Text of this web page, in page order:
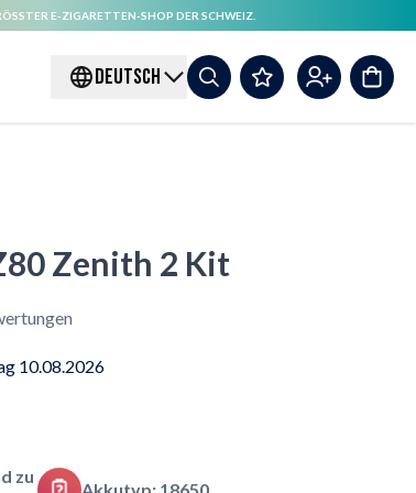
E-ZIGARETTEN-SHOP DER SCHWEIZ.
DEUTSCH
Zenith 2 Kit
10.08.2026
zu